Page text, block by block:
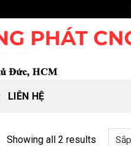
LIÊN HỆ
Showing all 2 results